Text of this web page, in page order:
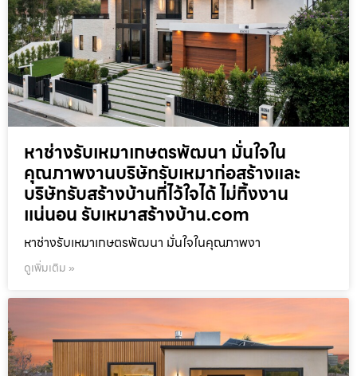
หาช่างรับเหมาเกษตรพัฒนา มั่นใจใน
คุณภาพงานบริษัทรับเหมาก่อสร้างและ
บริษัทรับสร้างบ้านที่ไว้ใจได้ ไม่ทิ้งงาน
แน่นอน รับเหมาสร้างบ้าน.com
หาช่างรับเหมาเกษตรพัฒนา มั่นใจในคุณภาพงา
ดูเพิ่มเติม »